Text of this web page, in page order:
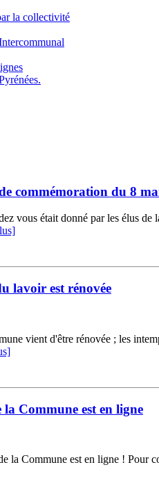
la collectivité
commémoration du 8
vous était donné par les élus
lavoir est rénovée
vient d'être rénovée ; les
la Commune est en ligne
la Commune est en ligne ! Pour